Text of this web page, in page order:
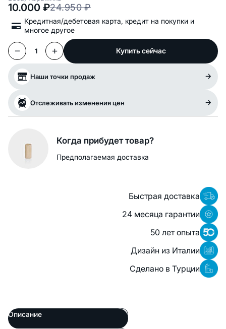
24.950 ₽
10.000 ₽
Кредитная/дебетовая карта, кредит на покупки и
многое другое
1 Купить сейчас
Наши точки продаж
Отслеживать изменения цен
Когда прибудет товар?
Предполагаемая доставка
Быстрая доставка
24 месяца гарантии
50 лет опыта
Дизайн из Италии
Сделано в Турции
Описание